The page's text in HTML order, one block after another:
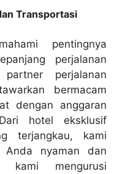
Transportasi
pentingnya
perjalanan
perjalanan
bermacam
dengan anggaran
hotel eksklusif
terjangkau, kami
nyaman dan
kami mengurusi